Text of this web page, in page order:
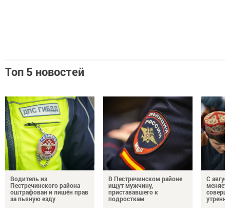
Топ 5 новостей
Водитель из
Пестречинского района
оштрафован и лишён прав
за пьяную езду
В Пестречинском районе
ищут мужчину,
пристававшего к
подросткам
С